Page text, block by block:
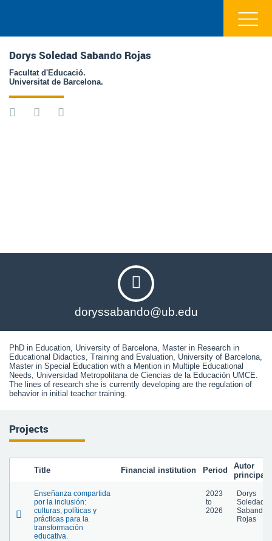
Dorys Soledad Sabando Rojas
Facultat d'Educació.
Universitat de Barcelona.
doryssabando@ub.edu
PhD in Education, University of Barcelona, Master in Research in
Educational Didactics, Training and Evaluation, University of Barcelona,
Master in Special Education with a Mention in Multiple Educational
Needs, Universidad Metropolitana de Ciencias de la Educación UMCE.
The lines of research she is currently developing are the regulation of
behavior in initial teacher training.
Projects
Title Financial institution Period
Autor
principal
Enseñanza compartida
por la inclusión:
culturas, políticas y
prácticas para la
transformación
educativa.
2023
to
2026
Dorys
Soledad
Sabando
Rojas